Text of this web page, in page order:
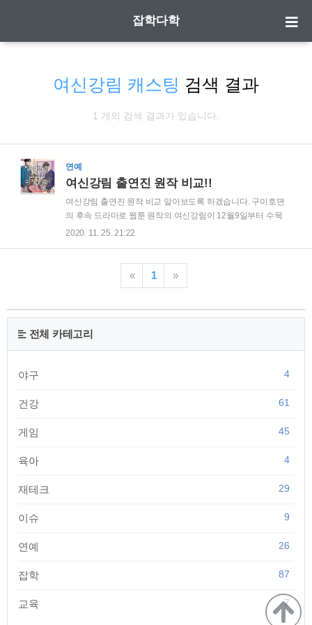
잡학다학
여신강림 캐스팅 검색 결과
1 개의 검색 결과가 있습니다.
연예
여신강림 출연진 원작 비교!!
여신강림 출연진 원작 비교 알아보도록 하겠습니다. 구미호뎐
의 후속 드라마로 웹툰 원작의 여신강림이 12월9일부터 수목
드라마로 방영될 예정입니다. 예전부터 인기 웹툰이었던 여신
작대비 캐스팅이 어떻게 되는지 알아보겠습니다. | 원작 여신강
림은? 외모에 콤플렉스가 있어 중학생때까지 외모로 놀림을 받
되어 훈남들(이수호, 한서준)의 사랑을 받으며 성장하는 로맨틱
코미디 입니다. 최근 드라마화로 스토리 전개가 늦어지면서 평
점 테러(?)를 받기도 했지만 여전히 인기가 많은 웹툰입니다. 그
2020. 11. 25. 21:22
« 1 »
전체 카테고리
야구 4
건강 61
게임 45
육아 4
재테크 29
이슈 9
연예 26
잡학 87
교육 7